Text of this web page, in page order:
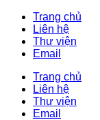
Trang chủ
Liên hệ
Thư viện
Email
Trang chủ
Liên hệ
Thư viện
Email